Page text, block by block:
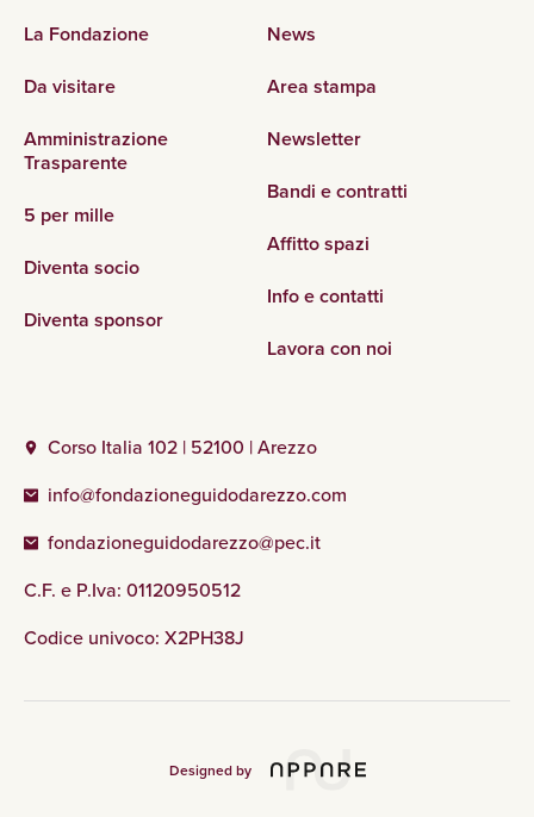
La Fondazione
Da visitare
Amministrazione
Trasparente
5 per mille
Diventa socio
Diventa sponsor
News
Area stampa
Newsletter
Bandi e contratti
Affitto spazi
Info e contatti
Lavora con noi
Corso Italia 102 | 52100 | Arezzo
info@fondazioneguidodarezzo.com
fondazioneguidodarezzo@pec.it
C.F. e P.Iva: 01120950512
Codice univoco: X2PH38J
Designed by